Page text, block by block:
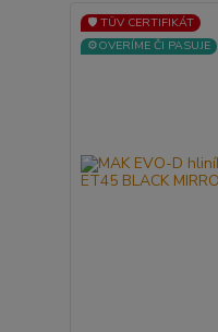
🛡️ TÜV CERTIFIKÁT
⚙️OVERÍME ČI PASUJE